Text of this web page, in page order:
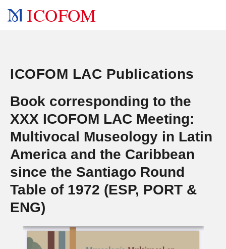
ICOFOM
ICOFOM LAC Publications
Book corresponding to the
XXX ICOFOM LAC Meeting:
Multivocal Museology in Latin
America and the Caribbean
since the Santiago Round
Table of 1972 (ESP, PORT &
ENG)